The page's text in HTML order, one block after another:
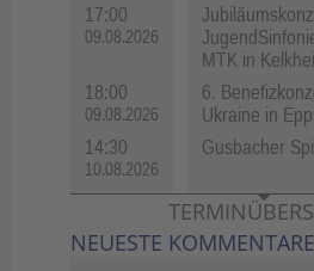
17:00
09.08.2026
MTK in
18:00
09.08.2026
6.
Ukraine in
14:30
10.08.2026
Gusbacher
NEUESTE KOMMENTARE